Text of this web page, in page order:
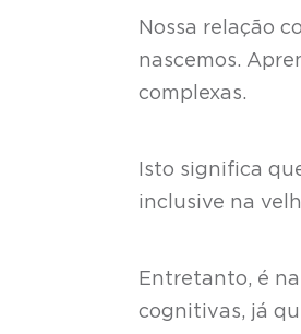
Nossa relação
nascemos.
complexas.
Isto significa
inclusive na
Entretanto, é
cognitivas, já